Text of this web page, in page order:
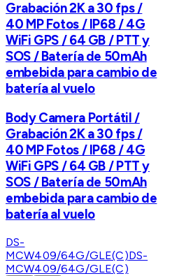
Grabación 2K a 30 fps /
40 MP Fotos / IP68 / 4G
WiFi GPS / 64 GB / PTT y
SOS / Batería de 50mAh
embebida para cambio de
batería al vuelo
Body Camera Portátil /
Grabación 2K a 30 fps /
40 MP Fotos / IP68 / 4G
WiFi GPS / 64 GB / PTT y
SOS / Batería de 50mAh
embebida para cambio de
batería al vuelo
DS-
MCW409/64G/GLE(C)DS-
MCW409/64G/GLE(C)